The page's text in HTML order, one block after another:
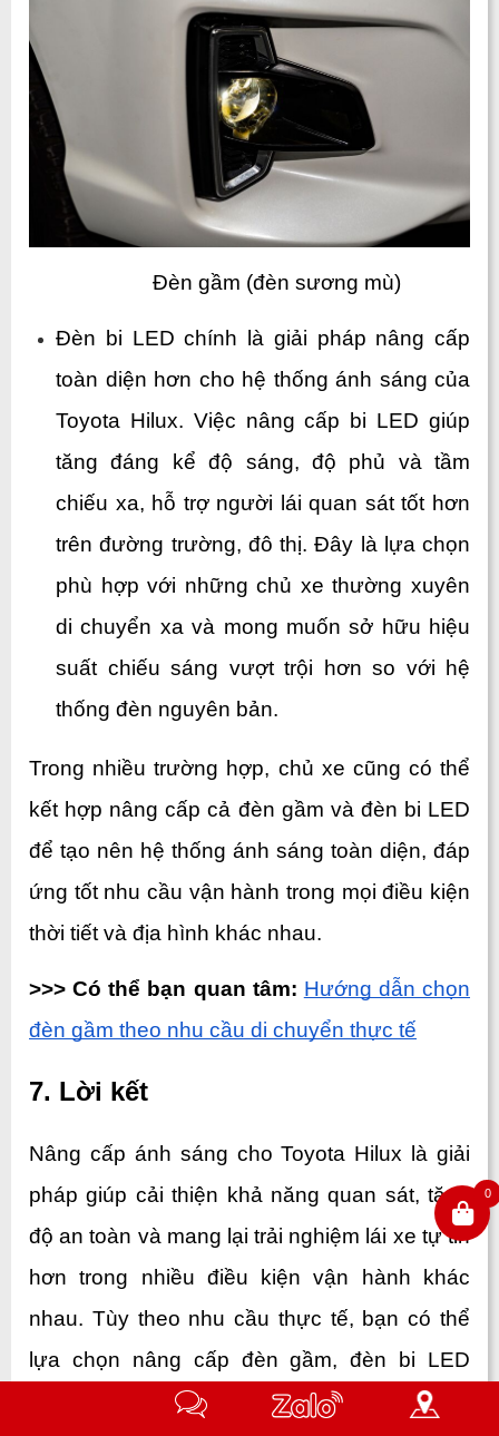
Đèn gầm (đèn sương mù)
Đèn bi LED chính là giải pháp nâng cấp
toàn diện hơn cho hệ thống ánh sáng của
Toyota Hilux. Việc nâng cấp bi LED giúp
tăng đáng kể độ sáng, độ phủ và tầm
chiếu xa, hỗ trợ người lái quan sát tốt hơn
trên đường trường, đô thị. Đây là lựa chọn
phù hợp với những chủ xe thường xuyên
di chuyển xa và mong muốn sở hữu hiệu
suất chiếu sáng vượt trội hơn so với hệ
thống đèn nguyên bản.
Trong nhiều trường hợp, chủ xe cũng có thể
kết hợp nâng cấp cả đèn gầm và đèn bi LED
để tạo nên hệ thống ánh sáng toàn diện, đáp
ứng tốt nhu cầu vận hành trong mọi điều kiện
thời tiết và địa hình khác nhau.
>>> Có thể bạn quan tâm: Hướng dẫn chọn
đèn gầm theo nhu cầu di chuyển thực tế
7. Lời kết
Nâng cấp ánh sáng cho Toyota Hilux là giải
pháp giúp cải thiện khả năng quan sát, tăng
độ an toàn và mang lại trải nghiệm lái xe tự tin
hơn trong nhiều điều kiện vận hành khác
nhau. Tùy theo nhu cầu thực tế, bạn có thể
lựa chọn nâng cấp đèn gầm, đèn bi LED
hoặc kết hợp cả hai để tối ưu hiệu quả chiếu
0